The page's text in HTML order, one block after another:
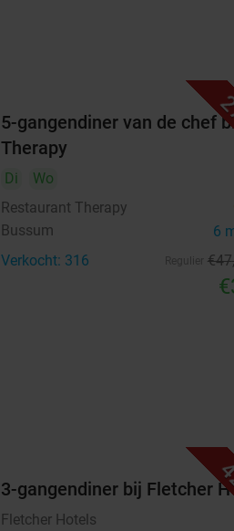
5-gangendiner van de chef
Therapy
Di
Wo
Restaurant Therapy
Bussum 6
Verkocht: 316 €47
3-gangendiner bij Fletcher
Fletcher Hotels